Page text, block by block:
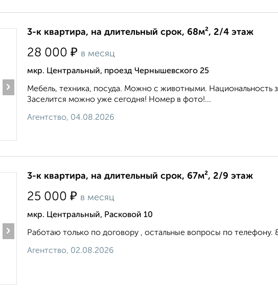
›
3-к квартира, на длительный срок, 68м², 2/4 этаж
28 000 ₽ в месяц
мкр. Центральный, проезд Чернышевского 25
Мебель, техника, посуда. Можно с животными. Национальность
Заселится можно уже сегодня! Номер в фото!...
Агентство, 04.08.2026
›
3-к квартира, на длительный срок, 67м², 2/9 этаж
25 000 ₽ в месяц
мкр. Центральный, Расковой 10
Работаю только по договору , остальные вопросы по телефону.
Агентство, 02.08.2026